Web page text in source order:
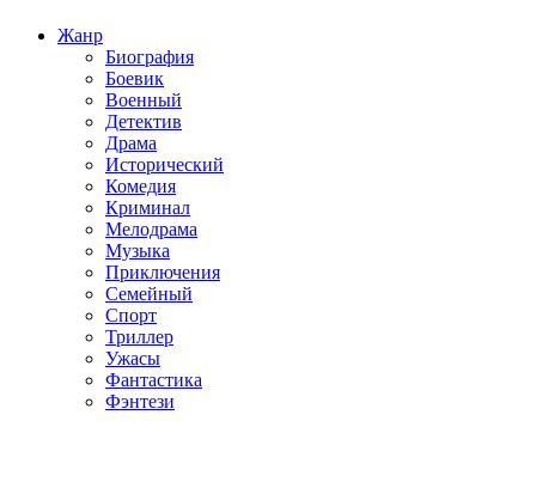
Жанр
Биография
Боевик
Военный
Детектив
Драма
Исторический
Комедия
Криминал
Мелодрама
Музыка
Приключения
Семейный
Спорт
Триллер
Ужасы
Фантастика
Фэнтези